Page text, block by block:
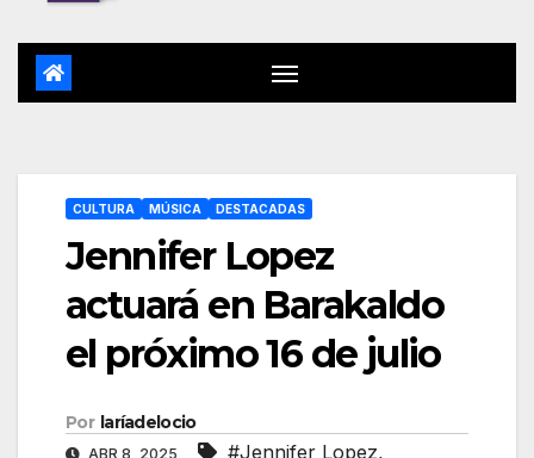
CULTURA MÚSICA DESTACADAS
Jennifer Lopez
actuará en Barakaldo
el próximo 16 de julio
Por laríadelocio
ABR 8, 2025 #Jennifer Lopez,